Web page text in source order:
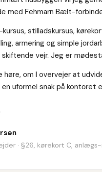
med Fehmarn Bælt-
stilladskursus,
armering og simple
skiftende vejr. Jeg er
høre, om I overvejer at
uformel snak på kontoret
· §26, kørekort C,